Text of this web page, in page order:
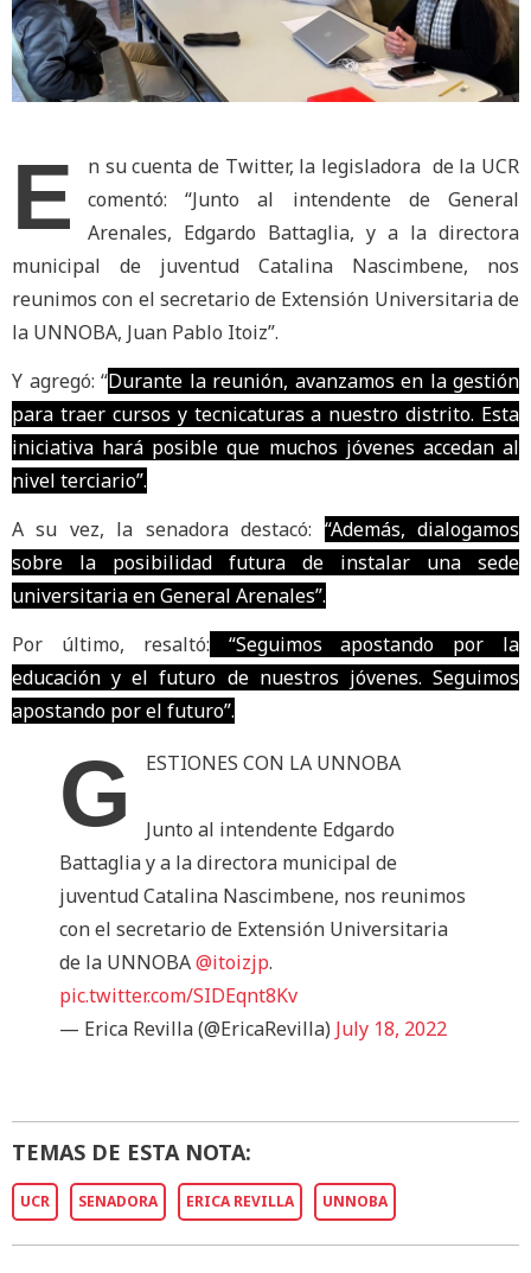
E
n su cuenta de Twitter, la legisladora de la UCR
comentó: “Junto al intendente de General
Arenales, Edgardo Battaglia, y a la directora
municipal de juventud Catalina Nascimbene, nos
reunimos con el secretario de Extensión Universitaria de
la UNNOBA, Juan Pablo Itoiz”.
Y agregó: “Durante la reunión, avanzamos en la gestión
para traer cursos y tecnicaturas a nuestro distrito. Esta
iniciativa hará posible que muchos jóvenes accedan al
nivel terciario”.
A su vez, la senadora destacó: “Además, dialogamos
sobre la posibilidad futura de instalar una sede
universitaria en General Arenales”.
Por último, resaltó: “Seguimos apostando por la
educación y el futuro de nuestros jóvenes. Seguimos
apostando por el futuro”.
G ESTIONES CON LA UNNOBA
Junto al intendente Edgardo
Battaglia y a la directora municipal de
juventud Catalina Nascimbene, nos reunimos
con el secretario de Extensión Universitaria
de la UNNOBA@itoizjp.
pic.twitter.com/SIDEqnt8Kv
— Erica Revilla (@EricaRevilla) July 18, 2022
TEMAS DE ESTA NOTA:
UCR SENADORA ERICA REVILLA UNNOBA